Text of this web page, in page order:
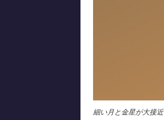
細い月と金星が大接近